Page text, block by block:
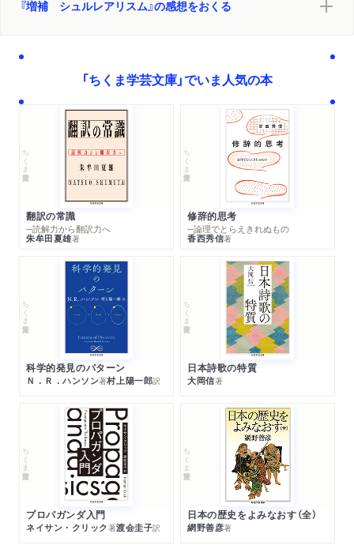
『増補 シュルレアリスム』の感想をおくる
「ちくま学芸文庫」でいま人気の本
ちくま学芸文庫
翻訳の常識
─読解力から翻訳力へ
朱牟田夏雄著
ちくま学芸文庫
修辞的思考
─論理でとらえきれぬもの
香西秀信著
ちくま学芸文庫
科学的発見のパターン
Ｎ．Ｒ．ハンソン著村上陽一郎訳
ちくま学芸文庫
日本詩歌の特質
大岡信著
ちくま学芸文庫
プロパガンダ入門
ネイサン・クリック著渡会圭子訳
ちくま学芸文庫
日本の歴史をよみなおす（全）
網野善彦著